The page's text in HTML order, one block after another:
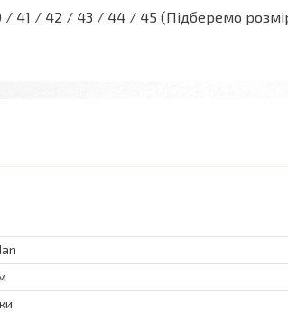
41 / 42 / 43 / 44 / 45 (Підберемо розмір